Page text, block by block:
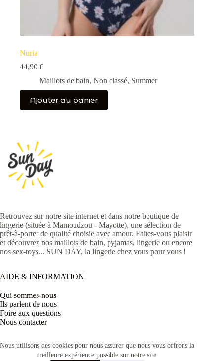
Nous utilisons des cookies pour nous assurer que nous vous offrons la
meilleure expérience possible sur notre site.
Nuria
44,90 €
Maillots de bain, Non classé, Summer
Ajouter au panier
Retrouvez sur notre site internet et dans notre boutique de
lingerie (située à Mamoudzou - Mayotte), une sélection de
prêt-à-porter de qualité choisie avec amour. Faites-vous plaisir
et découvrez nos maillots de bain, pyjamas, lingerie ou encore
nos sex-toys... SUN DAY, la lingerie chez vous pour vous !
AIDE & INFORMATION
Qui sommes-nous
Ils parlent de nous
Foire aux questions
Nous contacter